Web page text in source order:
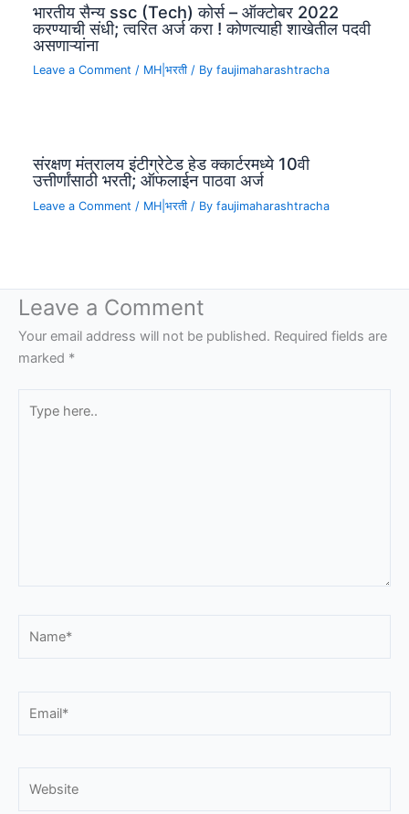
भारतीय सैन्य ssc (Tech) कोर्स – ऑक्टोबर 2022
करण्याची संधी; त्वरित अर्ज करा ! कोणत्याही शाखेतील पदवी
असणाऱ्यांना
Leave a Comment / MH|भरती / Byfaujimaharashtracha
संरक्षण मंत्रालय इंटीग्रेटेड हेड क्कार्टरमध्ये 10वी
उत्तीर्णांसाठी भरती; ऑफलाईन पाठवा अर्ज
Leave a Comment / MH|भरती / Byfaujimaharashtracha
Leave a Comment
Your email address will not be published. Required fields are
marked *
here..